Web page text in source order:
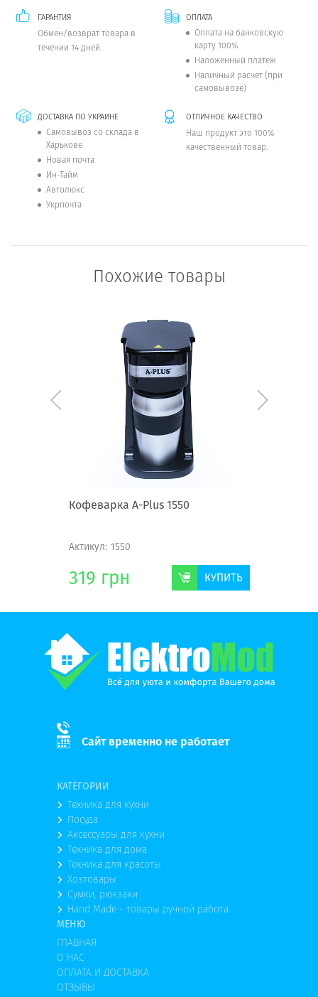
ГАРАНТИЯ
Обмен/возврат товара в
течении 14 дней.
ОПЛАТА
Оплата на банковскую
карту 100%
Наложенный платеж
Наличный расчет (при
самовывозе)
ДОСТАВКА ПО УКРАИНЕ
Самовывоз со склада в
Харькове
Новая почта
Ин-Тайм
Автолюкс
Укрпочта
ОТЛИЧНОЕ КАЧЕСТВО
Наш продукт это 100%
качественный товар.
Похожие товары
Кофеварка А-Plus 1550
Актикул: 1550
319 грн КУПИТЬ
Сайт временно не работает
КАТЕГОРИИ
Техника для кухни
Посуда
Аксессуары для кухни
Техника для дома
Техника для красоты
Хозтовары
Сумки, рюкзаки
Hand Made - товары ручной работа
МЕНЮ
ГЛАВНАЯ
О НАС
ОПЛАТА И ДОСТАВКА
ОТЗЫВЫ